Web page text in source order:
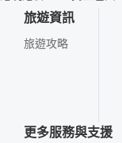
旅遊資訊
旅遊攻略
更多服務與支援